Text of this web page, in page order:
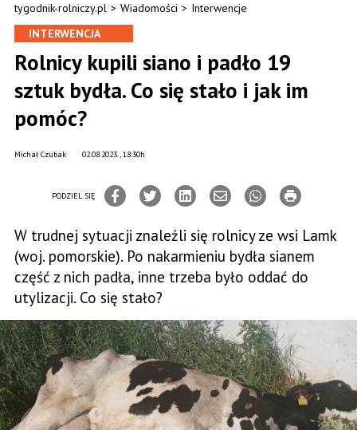
tygodnik-rolniczy.pl > Wiadomości > Interwencje
INTERWENCJA
Rolnicy kupili siano i padło 19
sztuk bydła. Co się stało i jak im
pomóc?
02.08.2023., 18:30h
Michał Czubak
PODZIEL SIĘ
W trudnej sytuacji znaleźli się rolnicy ze wsi Lamk
(woj. pomorskie). Po nakarmieniu bydła sianem
część z nich padła, inne trzeba było oddać do
utylizacji. Co się stało?